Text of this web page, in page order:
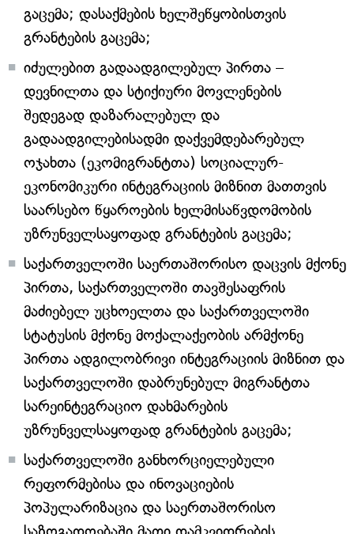
გაცემა; დასაქმების ხელშეწყობისთვის
გრანტების გაცემა;
იძულებით გადაადგილებულ პირთა –
დევნილთა და სტიქიური მოვლენების
შედეგად დაზარალებულ და
გადაადგილებისადმი დაქვემდებარებულ
ოჯახთა (ეკომიგრანტთა) სოციალურ-
ეკონომიკური ინტეგრაციის მიზნით მათთვის
საარსებო წყაროების ხელმისაწვდომობის
უზრუნველსაყოფად გრანტების გაცემა;
საქართველოში საერთაშორისო დაცვის მქონე
პირთა, საქართველოში თავშესაფრის
მაძიებელ უცხოელთა და საქართველოში
სტატუსის მქონე მოქალაქეობის არმქონე
პირთა ადგილობრივი ინტეგრაციის მიზნით და
საქართველოში დაბრუნებულ მიგრანტთა
სარეინტეგრაციო დახმარების
უზრუნველსაყოფად გრანტების გაცემა;
საქართველოში განხორციელებული
რეფორმებისა და ინოვაციების
პოპულარიზაცია და საერთაშორისო